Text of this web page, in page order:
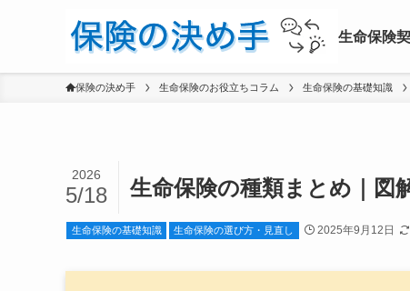
生命保険
保険の決め手 生命保険のお役立ちコラム 生命保険の基礎知識
生命保険の種類まとめ｜図
2026
5/18
生命保険の基礎知識 生命保険の選び方・見直し 2025年9月12日